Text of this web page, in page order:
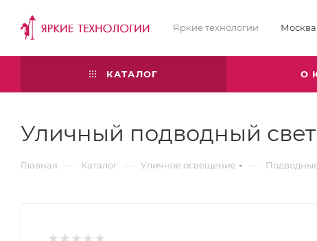
Яркие технологии Москва
КАТАЛОГ О
Уличный подводный
Главная — Каталог — Уличное освещение —